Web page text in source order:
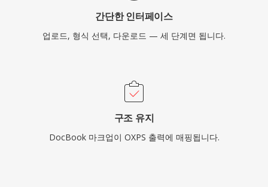
간단한 인터페이스
업로드, 형식 선택, 다운로드 — 세 단계면 됩니다.
구조 유지
DocBook 마크업이 OXPS 출력에 매핑됩니다.